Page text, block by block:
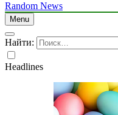
Random News
Menu
Найти:
Headlines